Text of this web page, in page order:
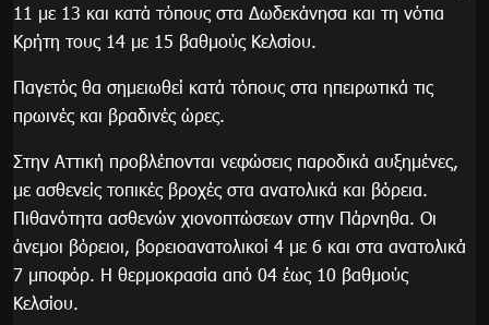
11 με 13 και κατά τόπους στα Δωδεκάνησα και τη νότια
Κρήτη τους 14 με 15 βαθμούς Κελσίου.
Παγετός θα σημειωθεί κατά τόπους στα ηπειρωτικά τις
πρωινές και βραδινές ώρες.
Στην Αττική προβλέπονται νεφώσεις παροδικά αυξημένες,
με ασθενείς τοπικές βροχές στα ανατολικά και βόρεια.
Πιθανότητα ασθενών χιονοπτώσεων στην Πάρνηθα. Οι
άνεμοι βόρειοι, βορειοανατολικοί 4 με 6 και στα ανατολικά
7 μποφόρ. Η θερμοκρασία από 04 έως 10 βαθμούς
Κελσίου.